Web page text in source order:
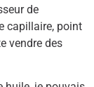
de
capillaire, point
vendre des